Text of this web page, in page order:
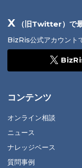
X （旧Twitter）で
BizRis公式アカウント
コンテンツ
オンライン相談
ニュース
ナレッジベース
質問事例